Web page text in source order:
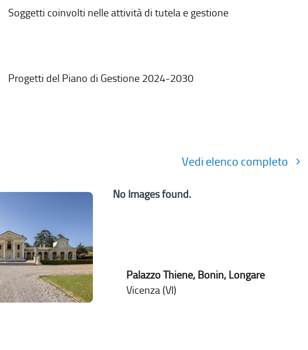
Soggetti coinvolti nelle attività di tutela e gestione
Progetti del Piano di Gestione 2024-2030
Vedi elenco completo
No Images found.
Palazzo Thiene, Bonin, Longare
Vicenza (VI)